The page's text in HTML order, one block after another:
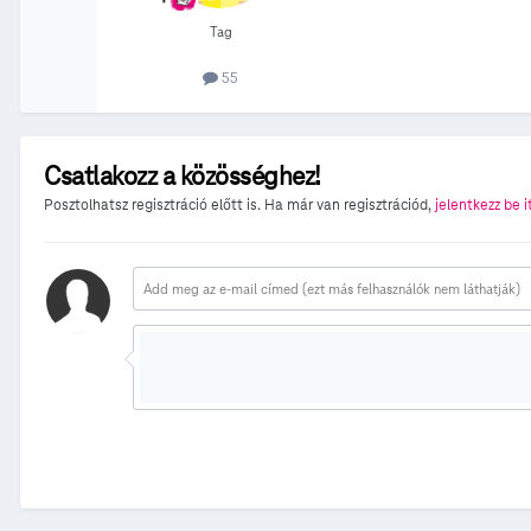
Tag
55
Csatlakozz a közösséghez!
Posztolhatsz regisztráció előtt is. Ha már van regisztrációd,jelentkezz be